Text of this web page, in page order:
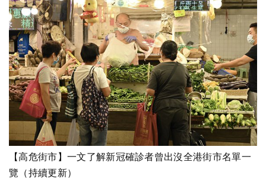
【高危街市】一文了解新冠確診者曾出沒全港街市名單一
覽（持續更新）